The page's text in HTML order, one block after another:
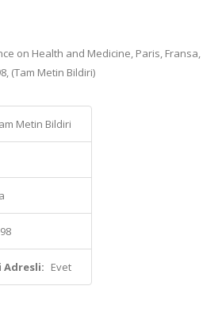
on Health and Medicine, Paris, Fransa,
(Tam Metin Bildiri)
Metin Bildiri
Adresli: Evet